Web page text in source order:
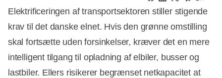
Elektrificeringen af transportsektoren stiller stigende
krav til det danske elnet. Hvis den grønne omstilling
skal fortsætte uden forsinkelser, kræver det en mere
intelligent tilgang til opladning af elbiler, busser og
lastbiler. Ellers risikerer begrænset netkapacitet at